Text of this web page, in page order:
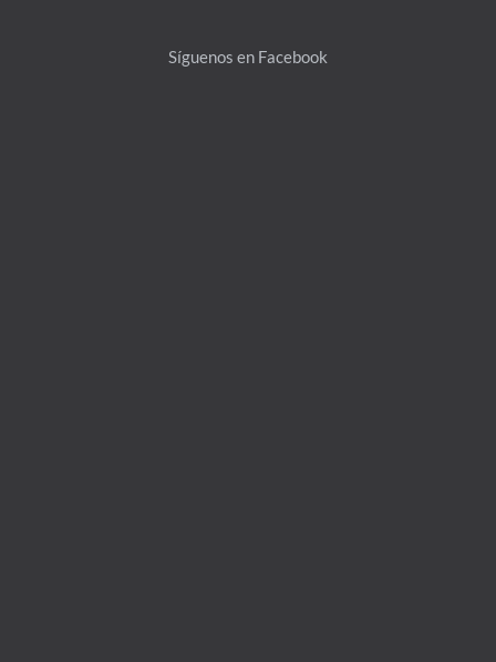
Síguenos en Facebook